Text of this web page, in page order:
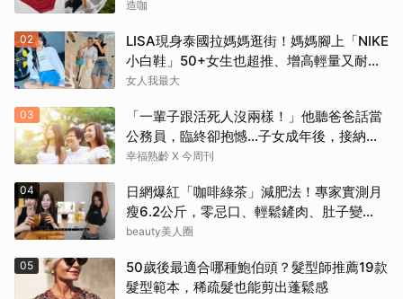
造咖
02
LISA現身泰國拉媽媽逛街！媽媽腳上「NIKE
小白鞋」50+女生也超推、增高輕量又耐
走！
女人我最大
03
「一輩子跟活死人沒兩樣！」他聽爸爸話當
公務員，臨終卻抱憾…子女成年後，接納與
欣賞就夠了
幸福熟齡 X 今周刊
04
日網爆紅「咖啡綠茶」減肥法！專家實測月
瘦6.2公斤，零忌口、輕鬆鏟肉、肚子變
小！
beauty美人圈
05
50歲後最適合哪種鮑伯頭？髮型師推薦19款
髮型範本，稀疏髮也能剪出蓬鬆感